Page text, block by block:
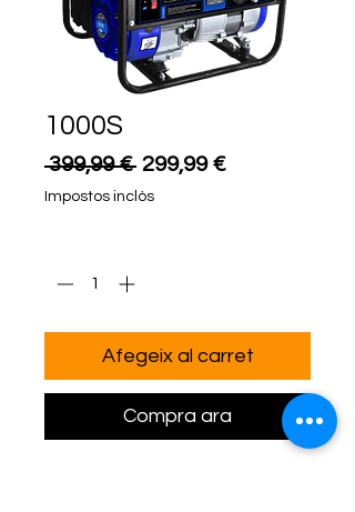
1000S
399,99 € Preu
normal
299,99 €Preu
Impostos inclòs
Afegeix al carret
Compra ara